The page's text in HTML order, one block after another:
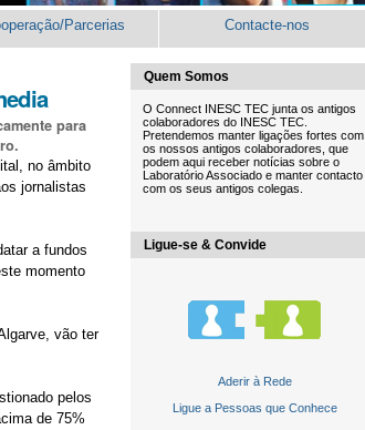
Parcerias Contacte-nos
para
no âmbito
jornalistas
a fundos
momento
vão ter
pelos
de 75%
Quem Somos
O Connect INESC TEC junta os antigos
colaboradores do INESC TEC.
Pretendemos manter ligações fortes com
os nossos antigos colaboradores, que
podem aqui receber notícias sobre o
Laboratório Associado e manter contacto
com os seus antigos colegas.
Ligue-se & Convide
Aderir à Rede
Ligue a Pessoas que Conhece